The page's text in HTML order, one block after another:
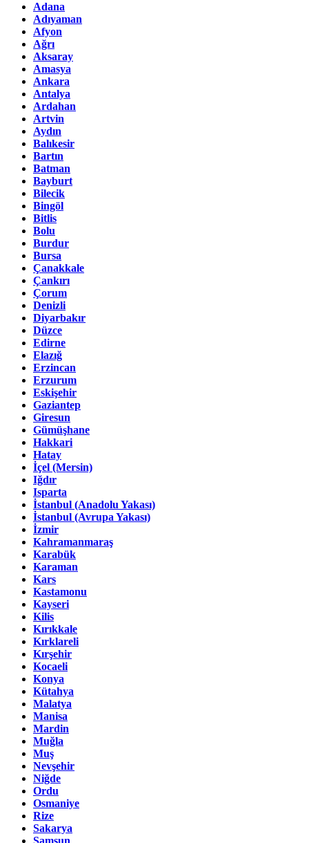
Adana
Adıyaman
Afyon
Ağrı
Aksaray
Amasya
Ankara
Antalya
Ardahan
Artvin
Aydın
Balıkesir
Bartın
Batman
Bayburt
Bilecik
Bingöl
Bitlis
Bolu
Burdur
Bursa
Çanakkale
Çankırı
Çorum
Denizli
Diyarbakır
Düzce
Edirne
Elazığ
Erzincan
Erzurum
Eskişehir
Gaziantep
Giresun
Gümüşhane
Hakkari
Hatay
İçel (Mersin)
Iğdır
Isparta
İstanbul (Anadolu Yakası)
İstanbul (Avrupa Yakası)
İzmir
Kahramanmaraş
Karabük
Karaman
Kars
Kastamonu
Kayseri
Kilis
Kırıkkale
Kırklareli
Kırşehir
Kocaeli
Konya
Kütahya
Malatya
Manisa
Mardin
Muğla
Muş
Nevşehir
Niğde
Ordu
Osmaniye
Rize
Sakarya